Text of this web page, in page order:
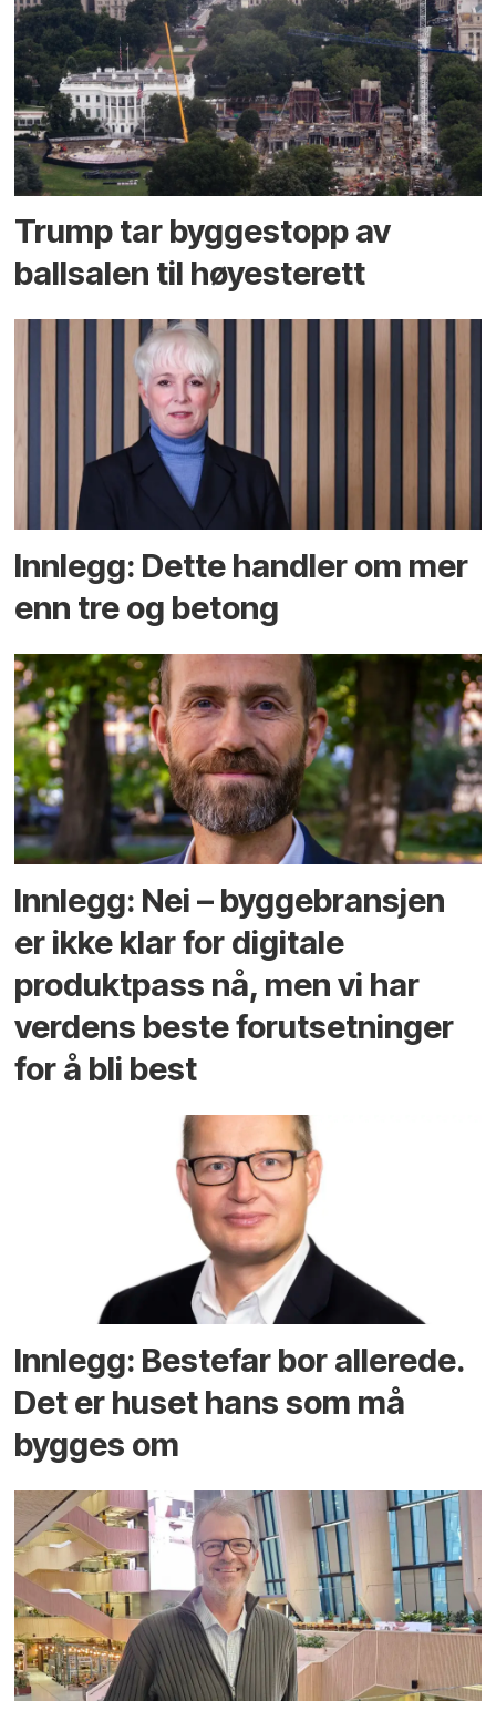
Trump tar byggestopp av
ballsalen til høyesterett
Innlegg: Dette handler om mer
enn tre og betong
Innlegg: Nei – byggebransjen
er ikke klar for digitale
produktpass nå, men vi har
verdens beste forutsetninger
for å bli best
Innlegg: Bestefar bor allerede.
Det er huset hans som må
bygges om